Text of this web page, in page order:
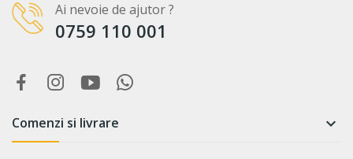
Ai nevoie de ajutor ?
0759 110 001
Comenzi si livrare 